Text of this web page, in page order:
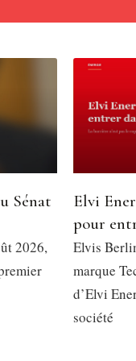
Sénat
2026,
Elvi
pour
Elvis
marque
d’Elvi
société